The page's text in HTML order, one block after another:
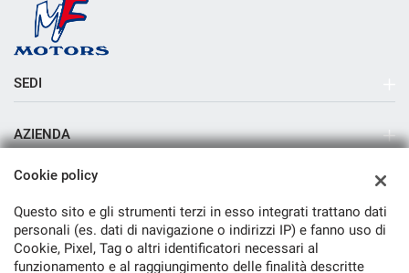
SEDI
AZIENDA
Azienda
Contatti
Cookie policy
Questo sito e gli strumenti terzi in esso integrati trattano dati
personali (es. dati di navigazione o indirizzi IP) e fanno uso di
Cookie, Pixel, Tag o altri identificatori necessari al
funzionamento e al raggiungimento delle finalità descritte